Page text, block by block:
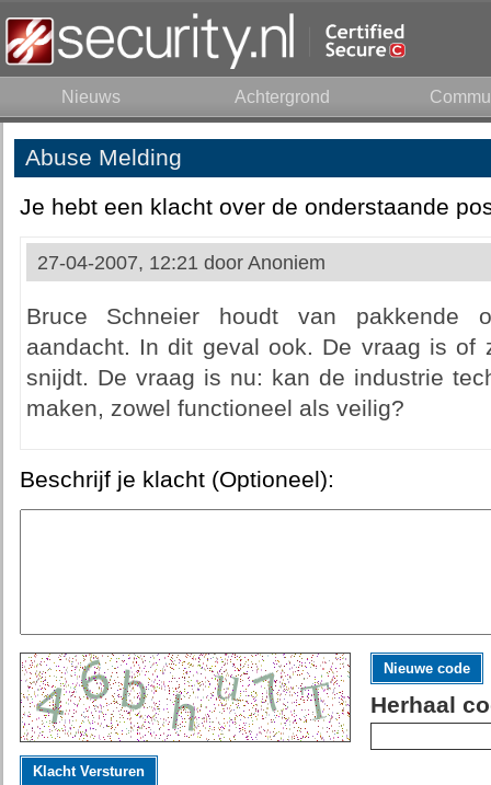
Nieuws Achtergrond
Abuse Melding
Je hebt een klacht over de onderstaande
27-04-2007, 12:21 door Anoniem
Bruce Schneier houdt van pakkende
aandacht. In dit geval ook. De vraag is of
snijdt. De vraag is nu: kan de industrie
maken, zowel functioneel als veilig?
Beschrijf je klacht (Optioneel):
Nieuwe code
Herhaal
Klacht Versturen